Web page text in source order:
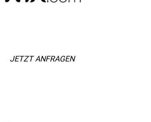
JETZT ANFRAGEN